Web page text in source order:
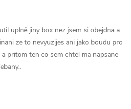
uplně jiny box nez jsem si obejdna a
ze to nevyuzijes ani jako boudu pro
pritom ten co sem chtel ma napsane